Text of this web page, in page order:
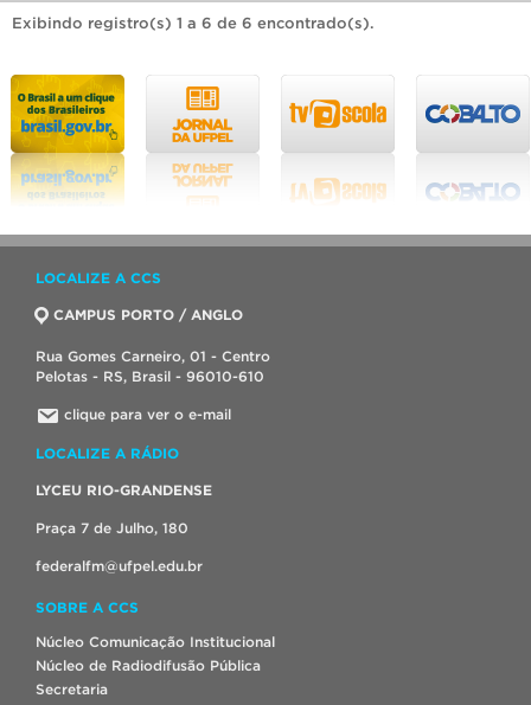
Exibindo registro(s) 1 a 6 de 6 encontrado(s).
LOCALIZE A CCS
CAMPUS PORTO / ANGLO
Rua Gomes Carneiro, 01 - Centro
Pelotas - RS, Brasil - 96010-610
clique para ver o e-mail
LOCALIZE A RÁDIO
LYCEU RIO-GRANDENSE
Praça 7 de Julho, 180
federalfm@ufpel.edu.br
SOBRE A CCS
Núcleo Comunicação Institucional
Núcleo de Radiodifusão Pública
Secretaria